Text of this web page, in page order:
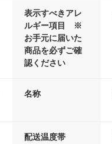
表示すべきアレ
ルギー項目 ※
お手元に届いた
商品を必ずご確
認ください
名称
配送温度帯